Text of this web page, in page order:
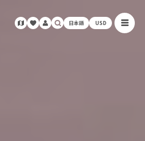
日本語 USD